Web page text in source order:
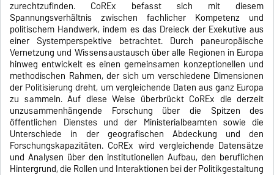
zurechtzufinden. CoREx befasst sich mit diesem
Spannungsverhältnis zwischen fachlicher Kompetenz und
politischem Handwerk, indem es das Dreieck der Exekutive aus
einer Systemperspektive betrachtet. Durch paneuropäische
Vernetzung und Wissensaustausch über alle Regionen in Europa
hinweg entwickelt es einen gemeinsamen konzeptionellen und
methodischen Rahmen, der sich um verschiedene Dimensionen
der Politisierung dreht, um vergleichende Daten aus ganz Europa
zu sammeln. Auf diese Weise überbrückt CoREx die derzeit
unzusammenhängende Forschung über die Spitzen des
öffentlichen Dienstes und der Ministerialbeamten sowie die
Unterschiede in der geografischen Abdeckung und den
Forschungskapazitäten. CoREx wird vergleichende Datensätze
und Analysen über den institutionellen Aufbau, den beruflichen
Hintergrund, die Rollen und Interaktionen bei der Politikgestaltung